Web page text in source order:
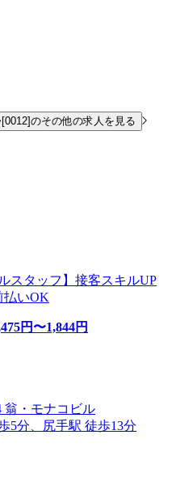
のその他の求人を見る
スタッフ】接客スキルUP
払いOK
円〜1,844円
翁・モナコビル
5分、尻手駅 徒歩13分